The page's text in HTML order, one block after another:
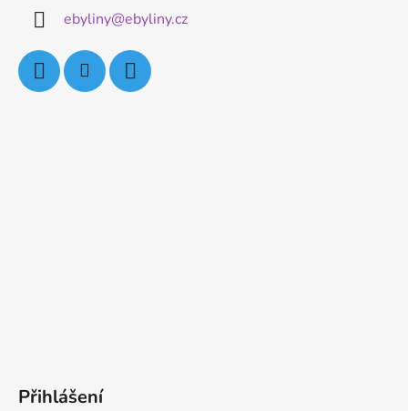
ebyliny@ebyliny.cz
Přihlášení